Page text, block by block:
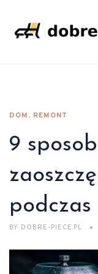
DOM, REMONT
9
BY DOBRE-PIECE.PL